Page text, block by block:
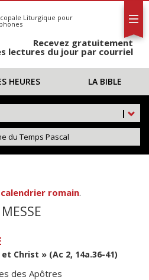
Liturgique pour
Recevez gratuitement
lectures du jour par courriel
HEURES LA BIBLE
|
du Temps Pascal
calendrier romain.
Christ » (Ac 2, 14a.36-41)
des Apôtres